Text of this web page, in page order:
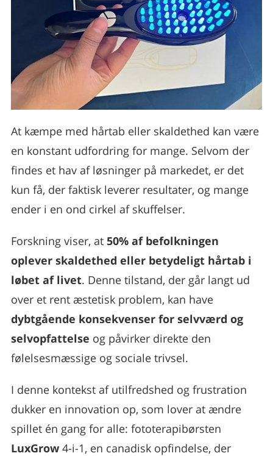
At kæmpe med hårtab eller skaldethed kan være
en konstant udfordring for mange. Selvom der
findes et hav af løsninger på markedet, er det
kun få, der faktisk leverer resultater, og mange
ender i en ond cirkel af skuffelser.
Forskning viser, at 50% af befolkningen
oplever skaldethed eller betydeligt hårtab i
løbet af livet. Denne tilstand, der går langt ud
over et rent æstetisk problem, kan have
dybtgående konsekvenser for selvværd og
selvopfattelse og påvirker direkte den
følelsesmæssige og sociale trivsel.
I denne kontekst af utilfredshed og frustration
dukker en innovation op, som lover at ændre
spillet én gang for alle: fototerapibørsten
LuxGrow 4-i-1, en canadisk opfindelse, der